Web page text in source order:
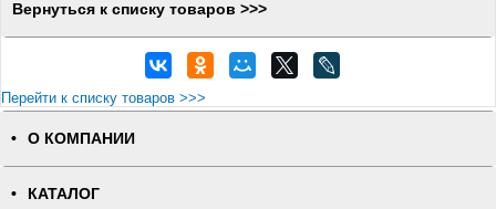
Вернуться к списку товаров >>>
Перейти к списку товаров >>>
О КОМПАНИИ
КАТАЛОГ